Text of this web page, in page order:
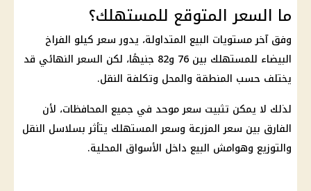
ما السعر المتوقع للمستهلك؟
وفق آخر مستويات البيع المتداولة، يدورسعر كيلو الفراخ
البيضاء
للمستهلك بين 76 و82 جنيهًا، لكن السعر النهائي قد
يختلف حسب المنطقة والمحل وتكلفة النقل.
لذلك لا يمكن تثبيت سعر موحد في جميع المحافظات، لأن
الفارق بين سعر المزرعة وسعر المستهلك يتأثر بسلاسل النقل
والتوزيع وهوامش البيع داخل الأسواق المحلية.